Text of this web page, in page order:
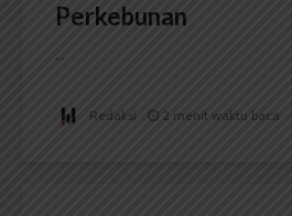
Perkebunan
...
Redaksi 2 menit waktu baca